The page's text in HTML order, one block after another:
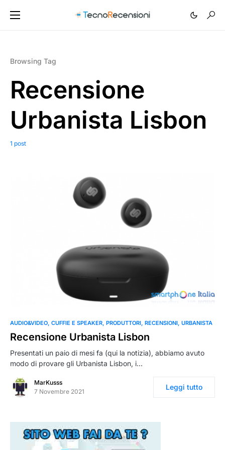
Browsing Tag
Recensione
Urbanista Lisbon
1 post
0
AUDIO&VIDEO CUFFIE E SPEAKER PRODUTTORI RECENSIONI URBANISTA
Recensione Urbanista Lisbon
Presentati un paio di mesi fa (qui la notizia), abbiamo avuto
modo di provare gli Urbanista Lisbon, i…
MarKusss
7 Novembre 2021
Leggi tutto